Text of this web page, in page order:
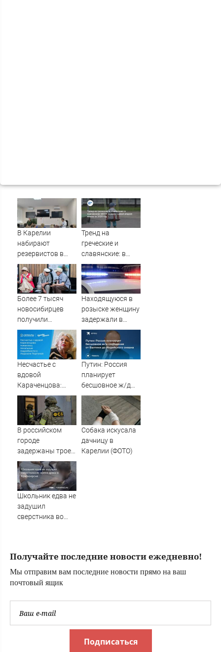
В Карелии
набирают
резервистов в
огневые группы
(ФОТО)
Тренд на
греческие и
славянские: в
курганском ЗАГСе
назвали самые
редкие имена за
2026 год
Более 7 тысяч
новосибирцев
получили
прибавку к
пенсии от СФР
Находящуюся в
розыске женщину
задержали в
Мурманске
Несчастье с
вдовой
Караченцова:
появились
печальные
подробности о
Людмиле
Путин: Россия
планирует
бесшовное ж/д
сообщение от
Балтики до
Индийского
океана
В российском
городе
задержаны трое
подростков,
готовивших
теракт против
военных
Собака искусала
дачницу в
Карелии (ФОТО)
Школьник едва не
задушил
сверстника во
Получайте последние новости ежедневно!
Мы отправим вам последние новости прямо на ваш
почтовый ящик
Подписаться